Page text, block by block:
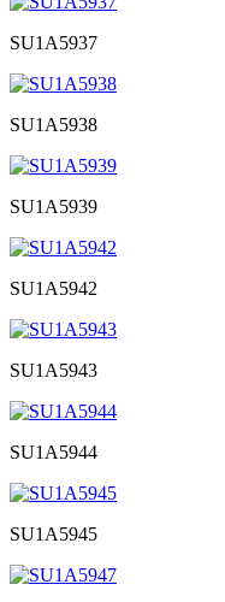
SU1A5937
SU1A5938
SU1A5939
SU1A5942
SU1A5943
SU1A5944
SU1A5945